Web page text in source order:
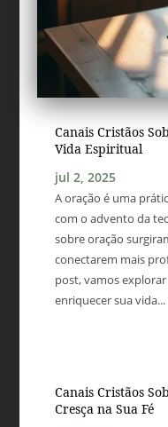
Canais Cristãos
Vida Espiritual
jul 2, 2025
A oração é uma
com o advento da
sobre oração
conectarem mais
post, vamos
enriquecer sua vida...
Canais Cristãos
Cresça na Sua Fé